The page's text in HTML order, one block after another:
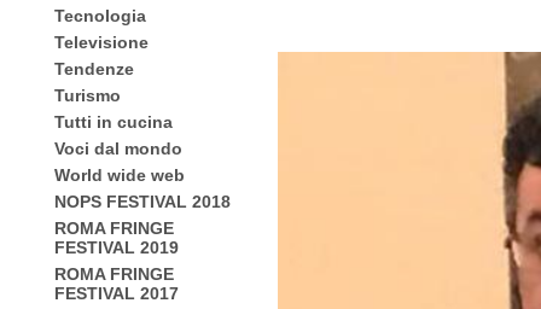
Tecnologia
Televisione
Tendenze
Turismo
Tutti in cucina
Voci dal mondo
World wide web
NOPS FESTIVAL 2018
ROMA FRINGE
FESTIVAL 2019
ROMA FRINGE
FESTIVAL 2017